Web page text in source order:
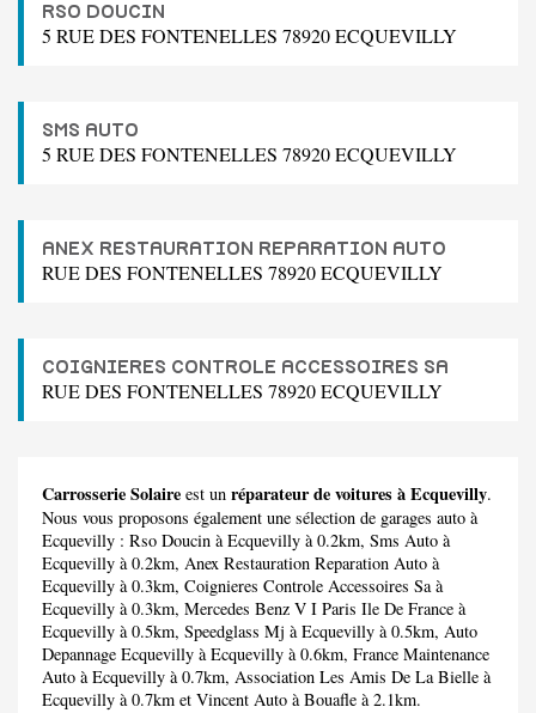
RSO DOUCIN
5 RUE DES FONTENELLES 78920 ECQUEVILLY
SMS AUTO
5 RUE DES FONTENELLES 78920 ECQUEVILLY
ANEX RESTAURATION REPARATION AUTO
RUE DES FONTENELLES 78920 ECQUEVILLY
COIGNIERES CONTROLE ACCESSOIRES SA
RUE DES FONTENELLES 78920 ECQUEVILLY
Carrosserie Solaire est un réparateur de voitures à Ecquevilly.
Nous vous proposons également une sélection de garages auto à
Ecquevilly : Rso Doucin à Ecquevilly à 0.2km, Sms Auto à
Ecquevilly à 0.2km, Anex Restauration Reparation Auto à
Ecquevilly à 0.3km, Coignieres Controle Accessoires Saà
Ecquevilly à 0.3km, Mercedes Benz V I Paris Ile De France à
Ecquevilly à 0.5km, Speedglass Mj à Ecquevilly à 0.5km, Auto
Depannage Ecquevilly à Ecquevilly à 0.6km, France Maintenance
Auto à Ecquevilly à 0.7km, Association Les Amis De La Bielle à
Ecquevilly à 0.7km et Vincent Auto à Bouafle à 2.1km.